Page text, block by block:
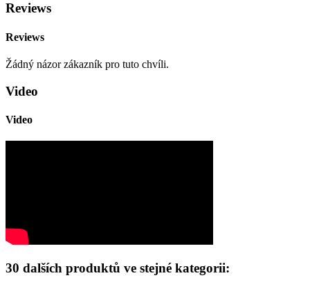
Reviews
Reviews
Žádný názor zákazník pro tuto chvíli.
Video
Video
30 dalších produktů ve stejné kategorii: